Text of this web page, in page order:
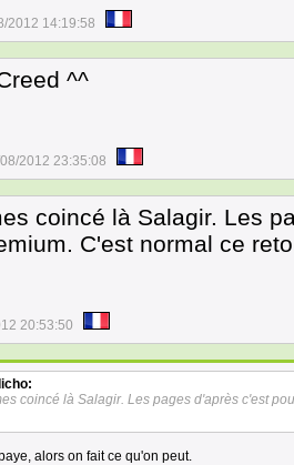
2012 14:19:58
^^
2012 23:35:08
coincé là Salagir. Les
C'est normal ce
20:53:50
coincé là Salagir. Les pages d'après c'est
alors on fait ce qu'on peut.